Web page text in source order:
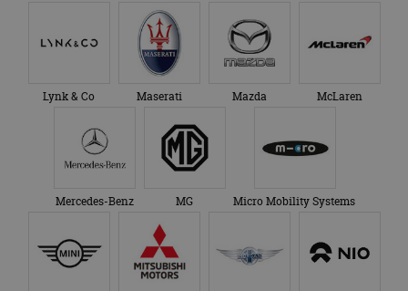
Lynk & Co Maserati Mazda McLaren
Mercedes-Benz MG Micro Mobility Systems